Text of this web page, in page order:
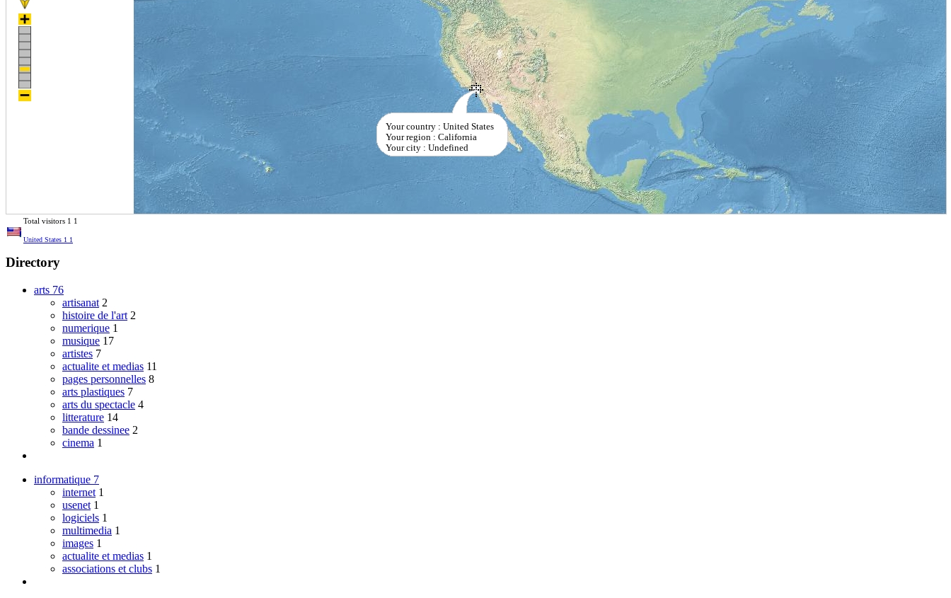
Your country : United States
Your region : California
Your city : Undefined
Total visitors 1 1
United States 1 1
Directory
arts 76
artisanat 2
histoire de l'art 2
numerique 1
musique 17
artistes 7
actualite et medias 11
pages personnelles 8
arts plastiques 7
arts du spectacle 4
litterature 14
bande dessinee 2
cinema 1
informatique 7
internet 1
usenet 1
logiciels 1
multimedia 1
images 1
actualite et medias 1
associations et clubs 1